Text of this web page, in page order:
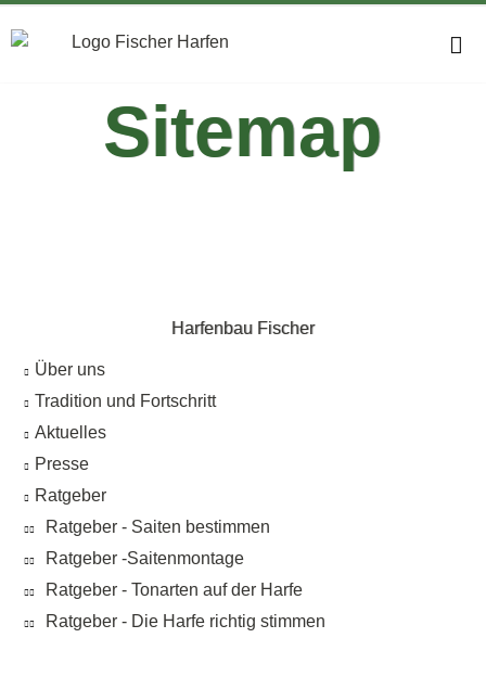
Sitemap
Harfenbau Fischer
Über uns
Tradition und Fortschritt
Aktuelles
Presse
Ratgeber
Ratgeber - Saiten bestimmen
Ratgeber -Saitenmontage
Ratgeber - Tonarten auf der Harfe
Ratgeber - Die Harfe richtig stimmen